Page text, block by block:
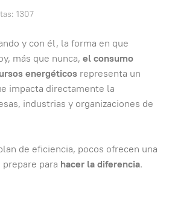
1307
y con él, la forma en que
más que nunca, el consumo
energéticos representa un
impacta directamente la
industrias y organizaciones de
de eficiencia, pocos ofrecen una
para hacer la diferencia.